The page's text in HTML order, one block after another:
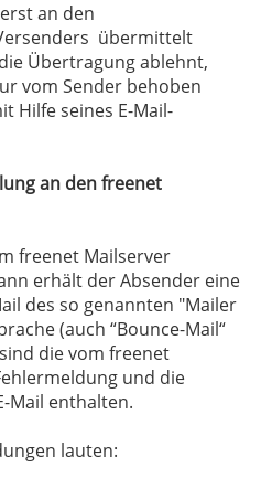
an den
übermittelt
Übertragung ablehnt,
vom Sender behoben
Hilfe seines E-Mail-
an den freenet
freenet Mailserver
erhält der Absender eine
des so genannten "Mailer
(auch “Bounce-Mail“
die vom freenet
und die
Mail enthalten.
lauten: